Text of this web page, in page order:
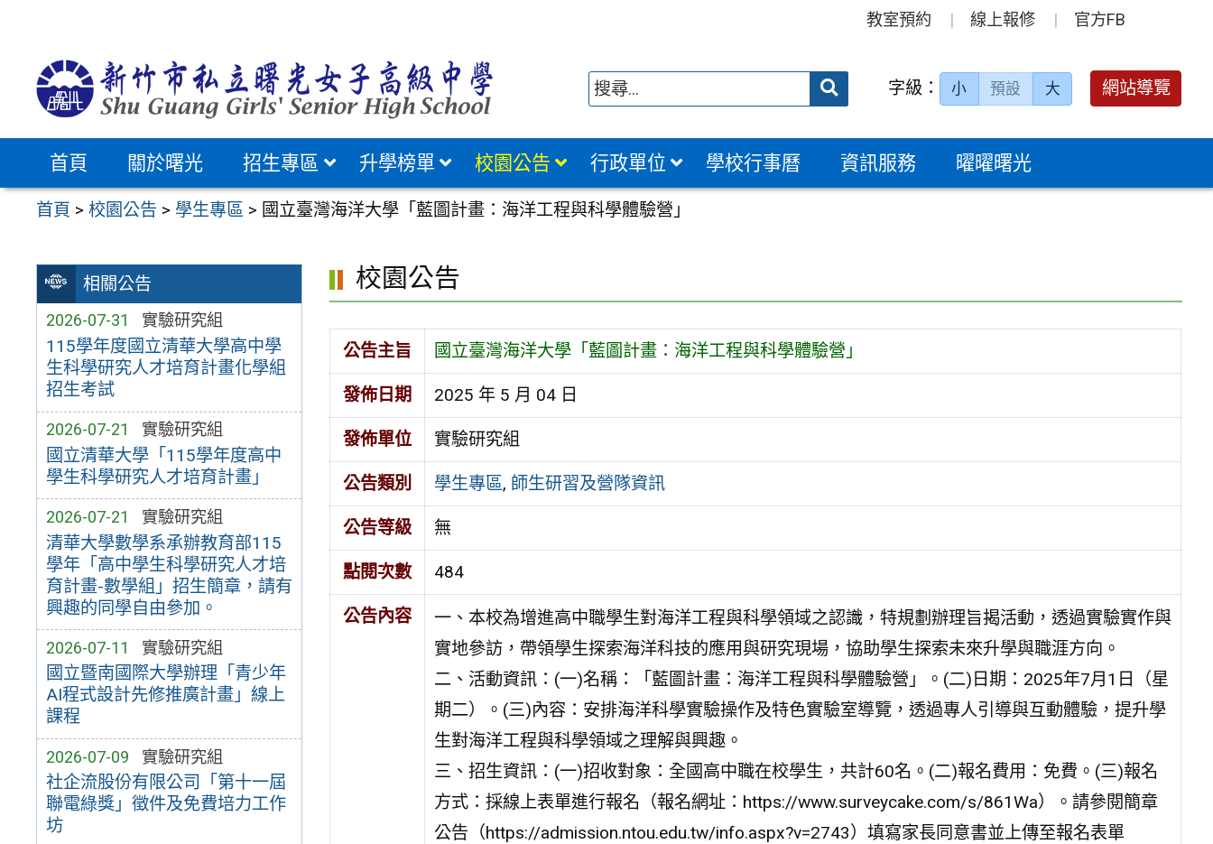
教室預約 線上報修 官方FB
送出 字級： 小 預設 大 網站導覽
首頁 關於曙光 招生專區 升學榜單 校園公告 行政單位 學校行事曆 資訊服務 曜曜曙光
首頁 >校園公告 > 學生專區 > 國立臺灣海洋大學「藍圖計畫：海洋工程與科學體驗營」
相關公告
2026-07-31 實驗研究組
115學年度國立清華大學高中學
生科學研究人才培育計畫化學組
招生考試
2026-07-21 實驗研究組
國立清華大學「115學年度高中
學生科學研究人才培育計畫」
2026-07-21 實驗研究組
清華大學數學系承辦教育部115
學年「高中學生科學研究人才培
育計畫-數學組」招生簡章，請有
興趣的同學自由參加。
2026-07-11 實驗研究組
國立暨南國際大學辦理「青少年
AI程式設計先修推廣計畫」線上
課程
2026-07-09 實驗研究組
社企流股份有限公司「第十一屆
聯電綠獎」徵件及免費培力工作
坊
校園公告
公告主旨 國立臺灣海洋大學「藍圖計畫：海洋工程與科學體驗營」
發佈日期 2025 年 5 月 04 日
發佈單位 實驗研究組
公告類別 學生專區, 師生研習及營隊資訊
公告等級 無
點閱次數 484
公告內容
一、本校為增進高中職學生對海洋工程與科學領域之認識，特規劃辦理旨揭活動，透過實驗實作與
實地參訪，帶領學生探索海洋科技的應用與研究現場，協助學生探索未來升學與職涯方向。
二、活動資訊：(一)名稱：「藍圖計畫：海洋工程與科學體驗營」。(二)日期：2025年7月1日（星
期二）。(三)內容：安排海洋科學實驗操作及特色實驗室導覽，透過專人引導與互動體驗，提升學
生對海洋工程與科學領域之理解與興趣。
三、招生資訊：(一)招收對象：全國高中職在校學生，共計60名。(二)報名費用：免費。(三)報名
方式：採線上表單進行報名（報名網址：https://www.surveycake.com/s/861Wa）。請參閱簡章
公告（https://admission.ntou.edu.tw/info.aspx?v=2743）填寫家長同意書並上傳至報名表單